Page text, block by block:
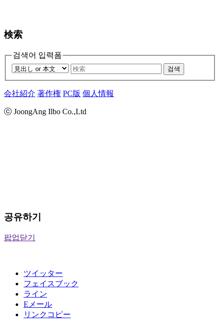
検索
검색어 입력폼
검색
会社紹介 著作権 PC版 個人情報
ⓒ JoongAng Ilbo Co.,Ltd
공유하기
팝업닫기
ツイッター
フェイスブック
ライン
Eメール
リンクコピー